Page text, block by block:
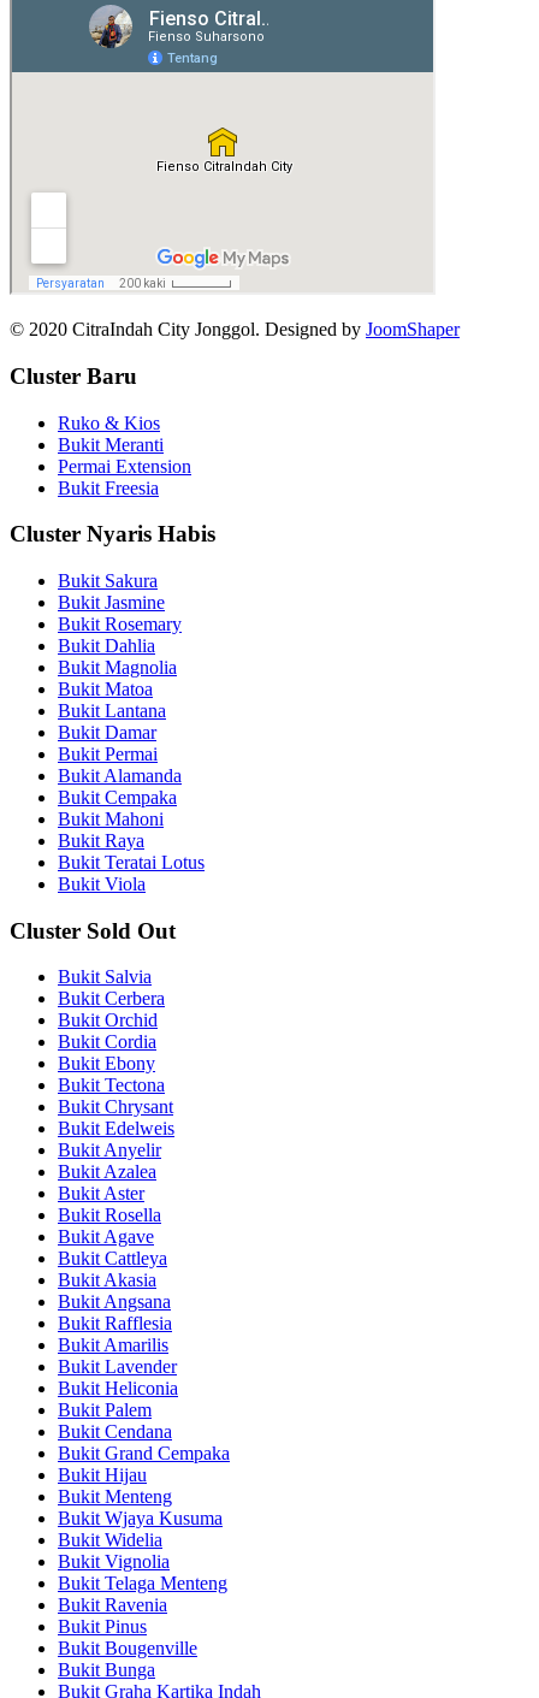
© 2020 CitraIndah City Jonggol. Designed by JoomShaper
Cluster Baru
Ruko & Kios
Bukit Meranti
Permai Extension
Bukit Freesia
Cluster Nyaris Habis
Bukit Sakura
Bukit Jasmine
Bukit Rosemary
Bukit Dahlia
Bukit Magnolia
Bukit Matoa
Bukit Lantana
Bukit Damar
Bukit Permai
Bukit Alamanda
Bukit Cempaka
Bukit Mahoni
Bukit Raya
Bukit Teratai Lotus
Bukit Viola
Cluster Sold Out
Bukit Salvia
Bukit Cerbera
Bukit Orchid
Bukit Cordia
Bukit Ebony
Bukit Tectona
Bukit Chrysant
Bukit Edelweis
Bukit Anyelir
Bukit Azalea
Bukit Aster
Bukit Rosella
Bukit Agave
Bukit Cattleya
Bukit Akasia
Bukit Angsana
Bukit Rafflesia
Bukit Amarilis
Bukit Lavender
Bukit Heliconia
Bukit Palem
Bukit Cendana
Bukit Grand Cempaka
Bukit Hijau
Bukit Menteng
Bukit Wjaya Kusuma
Bukit Widelia
Bukit Vignolia
Bukit Telaga Menteng
Bukit Ravenia
Bukit Pinus
Bukit Bougenville
Bukit Bunga
Bukit Graha Kartika Indah